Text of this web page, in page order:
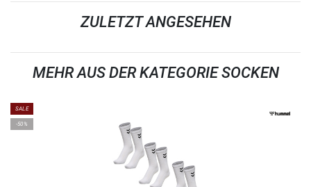
ZULETZT ANGESEHEN
MEHR AUS DER KATEGORIE SOCKEN
SALE
-50%